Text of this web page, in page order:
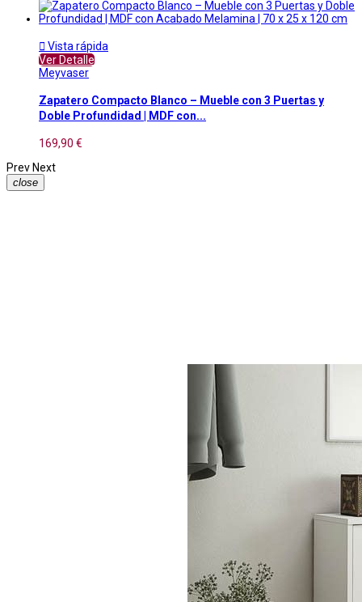
 Vista rápida
Ver Detalle
Meyvaser
Zapatero Compacto Blanco – Mueble con 3 Puertas y
Doble Profundidad | MDF con...
169,90 €
Prev Next
close